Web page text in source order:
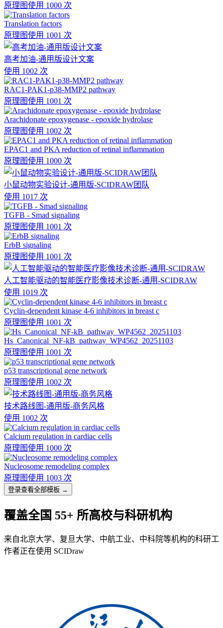
原理图使用 1000 次
Translation factors
原理图使用 1001 次
高考加油-通用版设计文案
使用 1002 次
RAC1-PAK1-p38-MMP2 pathway
原理图使用 1001 次
Arachidonate epoxygenase - epoxide hydrolase
原理图使用 1002 次
EPAC1 and PKA reduction of retinal inflammation
原理图使用 1000 次
小鼠动物实验设计-通用版-SCIDRAW团队
使用 1017 次
TGFB - Smad signaling
原理图使用 1001 次
ErbB signaling
原理图使用 1001 次
人工智能驱动的智能医疗影像技术诊断-通用-SCIDRAW
使用 1019 次
Cyclin-dependent kinase 4-6 inhibitors in breast c
原理图使用 1001 次
Hs_Canonical_NF-kB_pathway_WP4562_20251103
原理图使用 1001 次
p53 transcriptional gene network
原理图使用 1002 次
技术路线图-通用版-商务风格
使用 1002 次
Calcium regulation in cardiac cells
原理图使用 1000 次
Nucleosome remodeling complex
原理图使用 1003 次
登录查看全部模板 →
覆盖全国 55+ 所高校与科研机构
来自北京大学、复旦大学、中航工业、中科院等机构的科研工
作者正在使用 SCIDraw